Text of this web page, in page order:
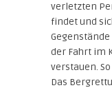
verletzten
findet und
der Fahrt im
verstauen.
Das